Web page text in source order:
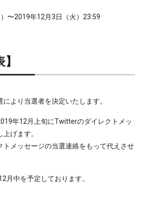
〜2019年12月3日（火）23:59
より当選者を決定いたします。
年12月上旬にTwitterのダイレクトメッ
げます。
トメッセージの当選連絡をもって代えさせ
月中を予定しております。